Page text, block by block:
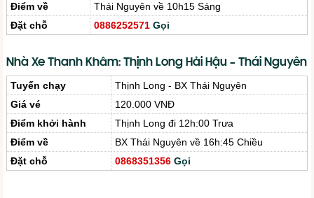
Điểm về
Thái Nguyên về 10h15 Sáng
Đặt chỗ
0886252571 Gọi
Nhà Xe Thanh Khâm: Thịnh Long Hải Hậu – Thái Nguyên
Tuyến chạy
Thịnh Long - BX Thái Nguyên
Giá vé
120.000 VNĐ
Điểm khởi hành
Thịnh Long đi 12h:00 Trưa
Điểm về
BX Thái Nguyên về 16h:45 Chiều
Đặt chỗ
0868351356 Gọi